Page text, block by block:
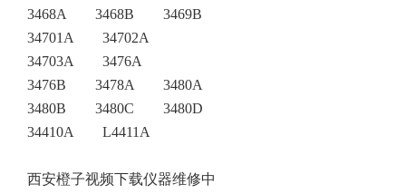
3468A 3468B 3469B
34701A 34702A
34703A 3476A
3476B 3478A 3480A
3480B 3480C 3480D
34410A L4411A
西安橙子视频下载仪器维修中